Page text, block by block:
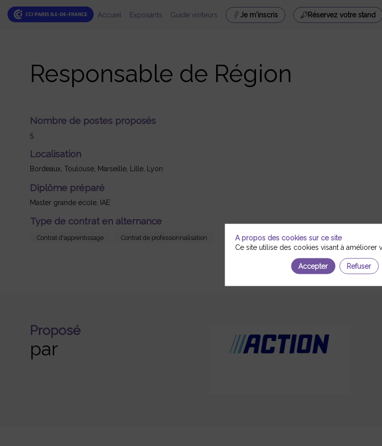
Accueil Exposants Guide visiteurs Je m'inscris Réservez votre stand
Responsable de Région
Nombre de postes proposés
5
Localisation
Bordeaux, Toulouse, Marseille, Lille, Lyon
Diplôme préparé
Master grande école, IAE
Type de contrat en alternance
Contrat d'apprentissage Contrat de professionnalisation
Proposé
par
A propos des cookies sur ce site
Ce site utilise des cookies visant à améliorer
Accepter Refuser